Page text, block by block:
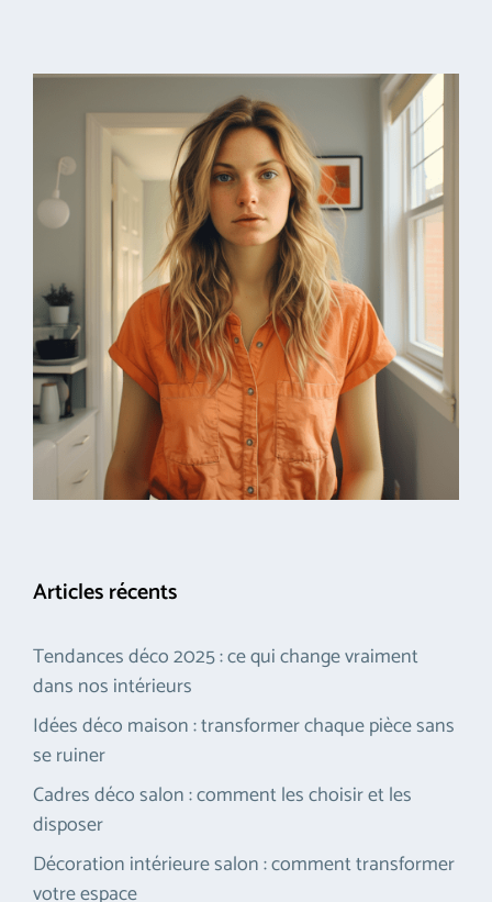
Articles récents
Tendances déco 2025 : ce qui change vraiment
dans nos intérieurs
Idées déco maison : transformer chaque pièce sans
se ruiner
Cadres déco salon : comment les choisir et les
disposer
Décoration intérieure salon : comment transformer
votre espace